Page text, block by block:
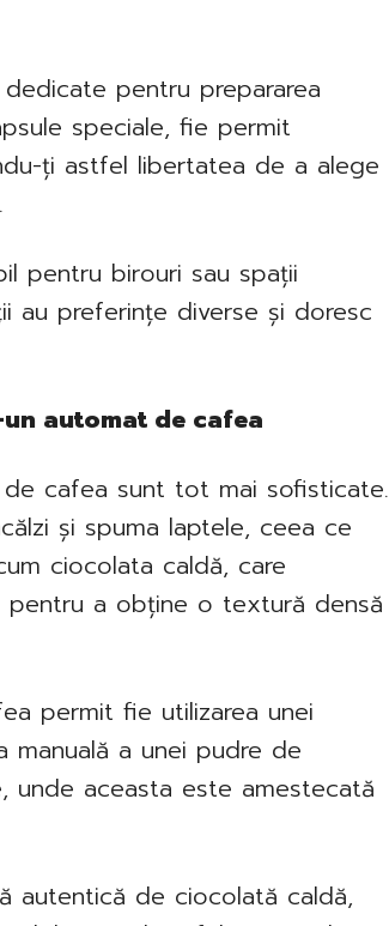
pentru prepararea
speciale, fie permit
ți astfel libertatea de a alege
pentru birouri sau spații
au preferințe diverse și doresc
automat de cafea
cafea sunt tot mai sofisticate.
și spuma laptele, ceea ce
ciocolata caldă, care
a obține o textură densă
permit fie utilizarea unei
manuală a unei pudre de
unde aceasta este amestecată
autentică de ciocolată caldă,